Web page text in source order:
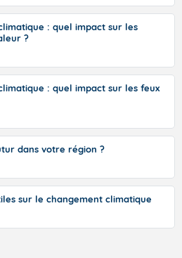
: quel impact sur les
?
: quel impact sur les feux
dans votre région ?
sur le changement climatique